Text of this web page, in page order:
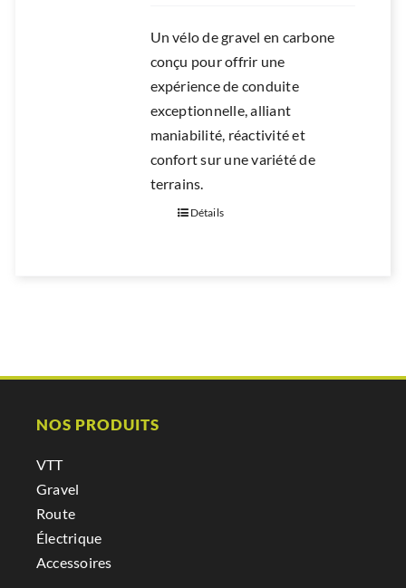
Un vélo de gravel en carbone
conçu pour offrir une
expérience de conduite
exceptionnelle, alliant
maniabilité, réactivité et
confort sur une variété de
terrains.
Détails
NOS PRODUITS
VTT
Gravel
Route
Électrique
Accessoires